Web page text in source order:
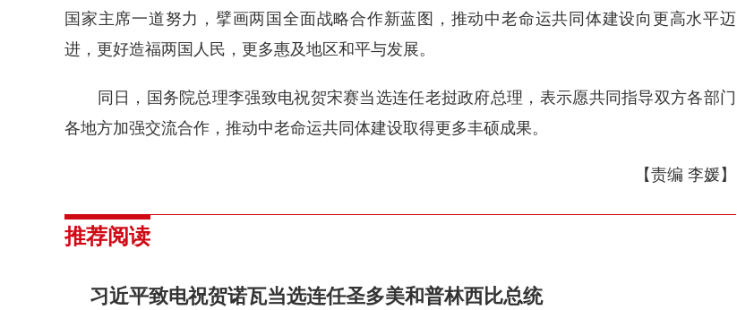
国家主席一道努力，擘画两国全面战略合作新蓝图，推动中老命运共同体建设向更高水平迈
进，更好造福两国人民，更多惠及地区和平与发展。
同日，国务院总理李强致电祝贺宋赛当选连任老挝政府总理，表示愿共同指导双方各部门
各地方加强交流合作，推动中老命运共同体建设取得更多丰硕成果。
【责编 李媛】
推荐阅读
习近平致电祝贺诺瓦当选连任圣多美和普林西比总统